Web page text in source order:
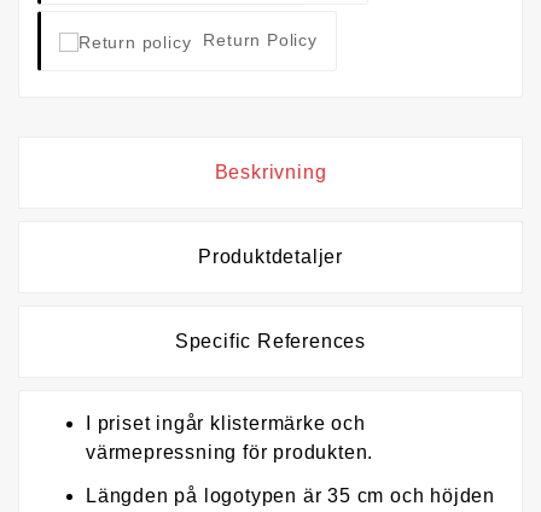
Return Policy
Beskrivning
Produktdetaljer
Specific References
I priset ingår klistermärke och
värmepressning för produkten.
Längden på logotypen är 35 cm och höjden